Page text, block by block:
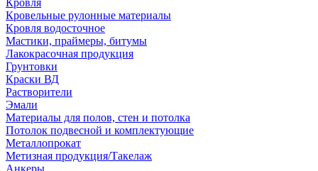
Кровля
Кровельные рулонные материалы
Кровля водосточное
Мастики, праймеры, битумы
Лакокрасочная продукция
Грунтовки
Краски ВД
Растворители
Эмали
Материалы для полов, стен и потолка
Потолок подвесной и комплектующие
Металлопрокат
Метизная продукция/Такелаж
Анкеры